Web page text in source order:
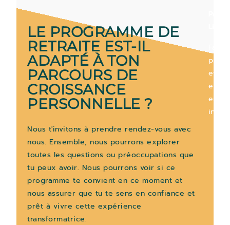
et
en
LE PROGRAMME DE
RETRAITE EST-IL
ADAPTÉ À TON
PARCOURS DE
CROISSANCE
PERSONNELLE ?
Nous t'invitons à prendre rendez-vous avec
nous. Ensemble, nous pourrons explorer
toutes les questions ou préoccupations que
tu peux avoir. Nous pourrons voir si ce
programme te convient en ce moment et
nous assurer que tu te sens en confiance et
prêt à vivre cette expérience
transformatrice.